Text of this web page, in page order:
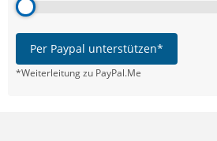
Per Paypal unterstützen*
*Weiterleitung zu PayPal.Me